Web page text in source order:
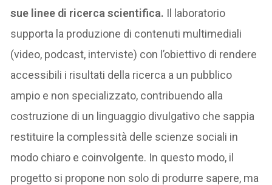
sue linee di ricerca scientifica. Il laboratorio
supporta la produzione di contenuti multimediali
(video, podcast, interviste) con l’obiettivo di rendere
accessibili i risultati della ricerca a un pubblico
ampio e non specializzato, contribuendo alla
costruzione di un linguaggio divulgativo che sappia
restituire la complessità delle scienze sociali in
modo chiaro e coinvolgente. In questo modo, il
progetto si propone non solo di produrre sapere, ma